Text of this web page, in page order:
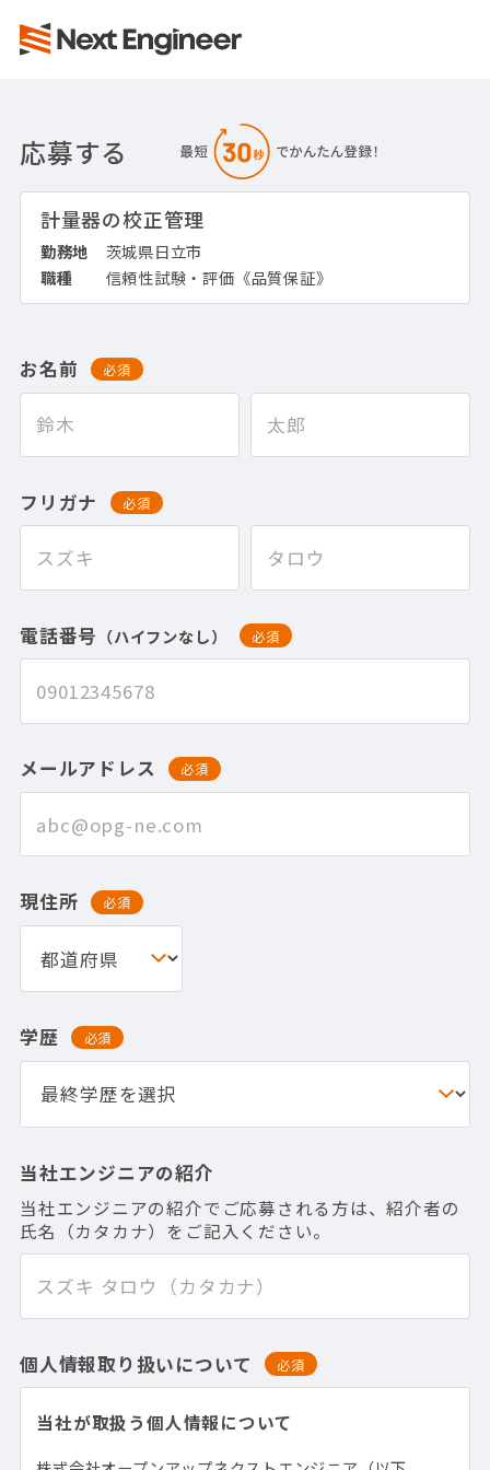
応募する
計量器の校正管理
勤務地
茨城県日立市
職種
信頼性試験・評価《品質保証》
お名前 必須
フリガナ 必須
電話番号 （ハイフンなし） 必須
メールアドレス 必須
現住所 必須
学歴 必須
当社エンジニアの紹介
当社エンジニアの紹介でご応募される方は、紹介者の
氏名（カタカナ）をご記入ください。
個人情報取り扱いについて 必須
当社が取扱う個人情報について